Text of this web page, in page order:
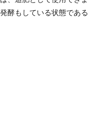
酵もしている状態である